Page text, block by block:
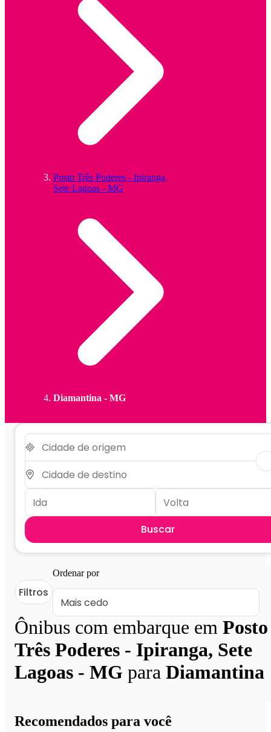
Posto Três Poderes - Ipiranga,
Sete Lagoas - MG
Diamantina - MG
Buscar
Ônibus com embarque em Posto
Três Poderes - Ipiranga, Sete
Lagoas - MG para Diamantina
Filtros
Ordenar por
Recomendados para você